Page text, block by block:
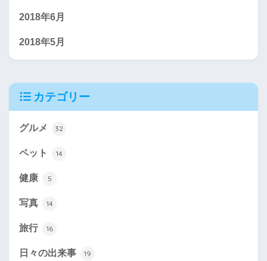
2018年6月
2018年5月
カテゴリー
グルメ 32
ペット 14
健康 5
写真 14
旅行 16
日々の出来事 19